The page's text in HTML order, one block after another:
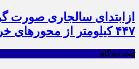
ازابتدای سالجاری
۴۴۷ کیلومتر از محورهای خراسان جنوبی
ثبت دیدگاه